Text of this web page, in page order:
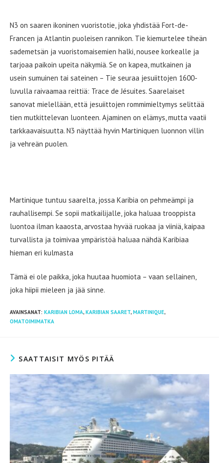
N3 on saaren ikoninen vuoristotie, joka yhdistää Fort-de-
Francen ja Atlantin puoleisen rannikon. Tie kiemurtelee tiheän
sademetsän ja vuoristomaisemien halki, nousee korkealle ja
tarjoaa paikoin upeita näkymiä. Se on kapea, mutkainen ja
usein sumuinen tai sateinen – Tie seuraa jesuiittojen 1600-
luvulla raivaamaa reittiä: Trace de Jésuites. Saarelaiset
sanovat mielellään, että jesuiittojen rommimieltymys selittää
tien mutkittelevan luonteen. Ajaminen on elämys, mutta vaatii
tarkkaavaisuutta. N3 näyttää hyvin Martiniquen luonnon villin
ja vehreän puolen.
Martinique tuntuu saarelta, jossa Karibia on pehmeämpi ja
rauhallisempi. Se sopii matkailijalle, joka haluaa trooppista
luontoa ilman kaaosta, arvostaa hyvää ruokaa ja viiniä, kaipaa
turvallista ja toimivaa ympäristöä haluaa nähdä Karibiaa
hieman eri kulmasta
Tämä ei ole paikka, joka huutaa huomiota – vaan sellainen,
joka hiipii mieleen ja jää sinne.
AVAINSANAT: KARIBIAN LOMA, KARIBIAN SAARET, MARTINIQUE,
OMATOIMIMATKA
SAATTAISIT MYÖS PITÄÄ